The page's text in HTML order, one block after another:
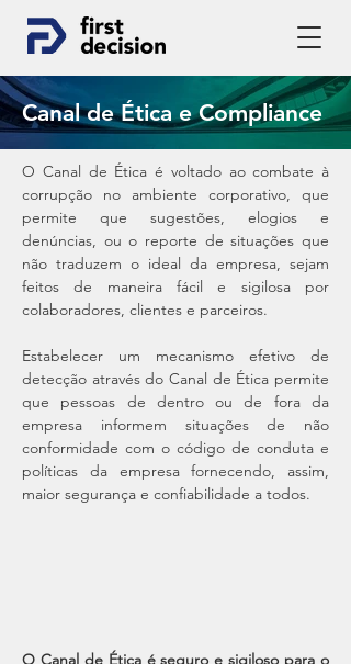
Canal de Ética e Compliance
O Canal de Ética é voltado ao combate à
corrupção no ambiente corporativo, que
permite que sugestões, elogios e
denúncias, ou o reporte de situações que
não traduzem o ideal da empresa, sejam
feitos de maneira fácil e sigilosa por
colaboradores, clientes e parceiros.
Estabelecer um mecanismo efetivo de
detecção através do Canal de Ética permite
que pessoas de dentro ou de fora da
empresa informem situações de não
conformidade com o código de conduta e
políticas da empresa fornecendo, assim,
maior segurança e confiabilidade a todos.
O Canal de Ética é seguro e sigiloso para o